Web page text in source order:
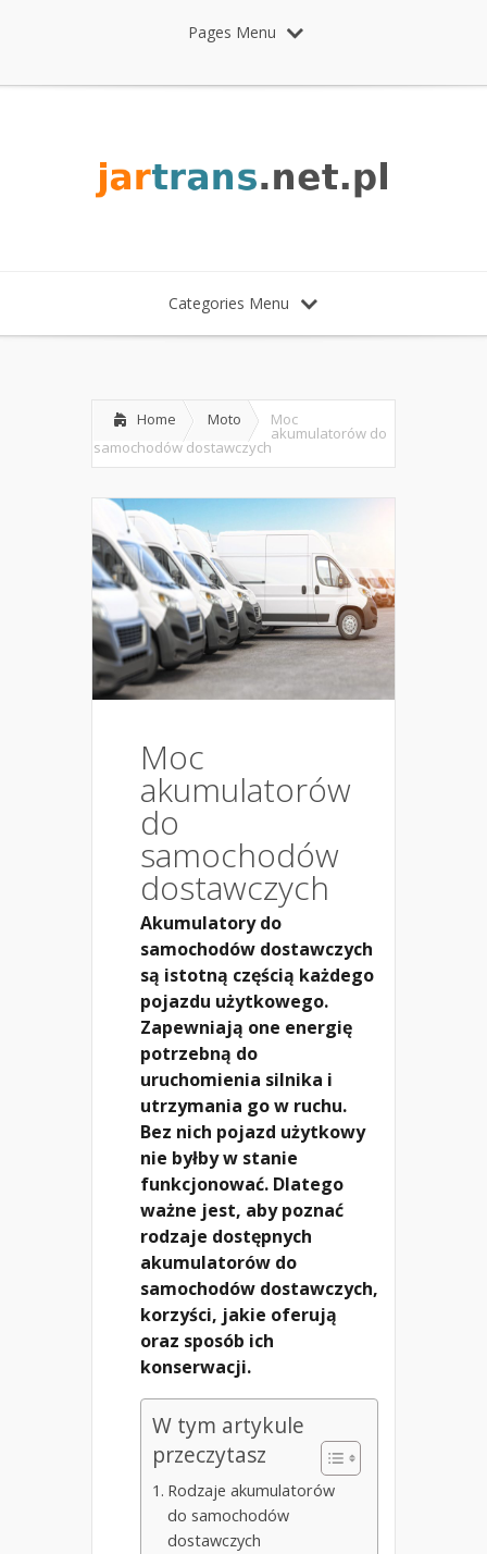
Pages Menu
Categories Menu
Home Moto Moc
akumulatorów do
samochodów dostawczych
Moc
akumulatorów
do
samochodów
dostawczych
Akumulatory do
samochodów dostawczych
są istotną częścią każdego
pojazdu użytkowego.
Zapewniają one energię
potrzebną do
uruchomienia silnika i
utrzymania go w ruchu.
Bez nich pojazd użytkowy
nie byłby w stanie
funkcjonować. Dlatego
ważne jest, aby poznać
rodzaje dostępnych
akumulatorów do
samochodów dostawczych,
korzyści, jakie oferują
oraz sposób ich
konserwacji.
W tym artykule
przeczytasz
Rodzaje akumulatorów
do samochodów
dostawczych